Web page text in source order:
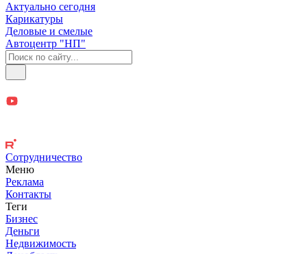
Актуально сегодня
Карикатуры
Деловые и смелые
Автоцентр "НП"
Сотрудничество
Меню
Реклама
Контакты
Теги
Бизнес
Деньги
Недвижимость